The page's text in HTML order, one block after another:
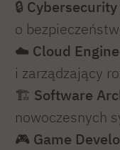
🔒
o
☁️ Cloud
i zarządzający
🏗️ Software
nowoczesnych
🎮 Game